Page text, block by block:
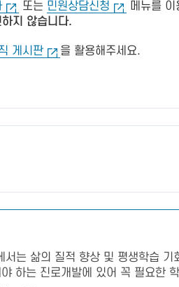
또는 민원상담신청
메뉴를
지 않습니다.
게시판
을 활용해주세요.
서는 삶의 질적 향상 및 평생학습
하는 진로개발에 있어 꼭 필요한